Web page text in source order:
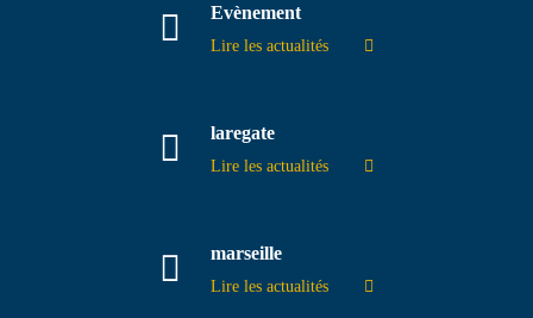
Evènement
Lire les actualités
laregate
Lire les actualités
marseille
Lire les actualités